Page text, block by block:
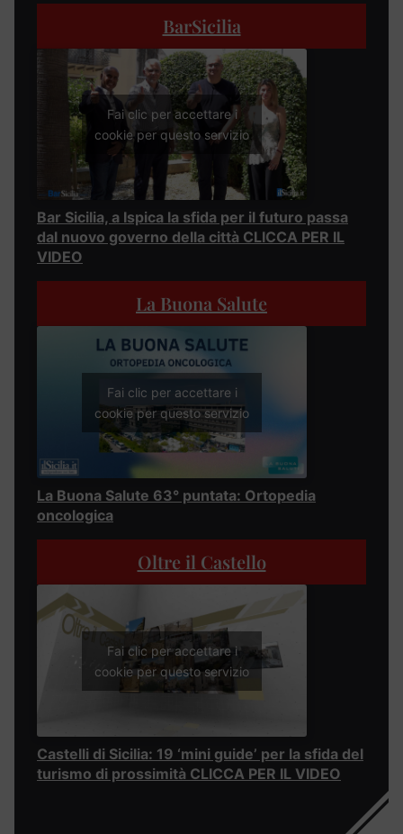
BarSicilia
Fai clic per accettare i
cookie per questo servizio
Bar Sicilia, a Ispica la sfida per il futuro passa
dal nuovo governo della città CLICCA PER IL
VIDEO
La Buona Salute
Fai clic per accettare i
cookie per questo servizio
La Buona Salute 63° puntata: Ortopedia
oncologica
Oltre il Castello
Fai clic per accettare i
cookie per questo servizio
Castelli di Sicilia: 19 ‘mini guide’ per la sfida del
turismo di prossimità CLICCA PER IL VIDEO